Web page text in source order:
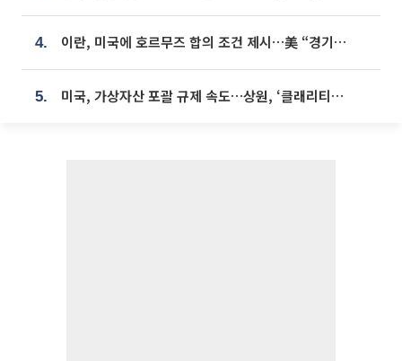
4. 이란, 미국에 호르무즈 합의 조건 제시…美 “경기 아직 안 끝나” [종합]
5. 미국, 가상자산 포괄 규제 속도…상원, ‘클래리티법’ 9월 절차투표 추진